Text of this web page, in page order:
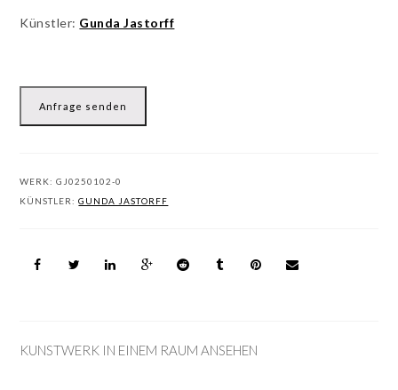
Künstler: Gunda Jastorff
Anfrage senden
WERK:GJ0250102-0
KÜNSTLER:GUNDA JASTORFF
KUNSTWERK IN EINEM RAUM ANSEHEN